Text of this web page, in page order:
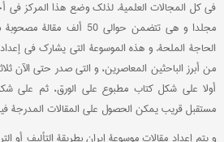
مجلدا و هي تتضمن حوالي 50
الحاجة الملحة. و هذه الموسوعة التي یشارک في
من أبرز الباحثین المعاصرین، و التي صدر حتی الآن
أولا علی شکل کتاب مطبوع علی الورق، ثم علی
مستقبل قریب یمکن الحصول علی المقالات المدرجة
و یتم إعداد مقالات موسوعة إیران بطریقة التألیف أو